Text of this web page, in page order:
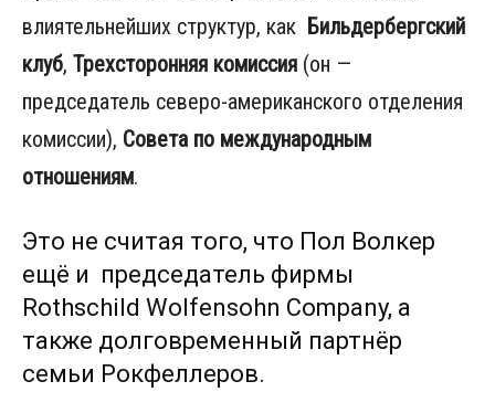
влиятельнейших структур, как Бильдербергский
клуб, Трехсторонняя комиссия (он —
председатель северо-американского отделения
комиссии), Совета по международным
отношениям.
Это не считая того, что Пол Волкер
ещё и председатель фирмы
Rothschild Wolfensohn Company, а
также долговременный партнёр
семьи Рокфеллеров.